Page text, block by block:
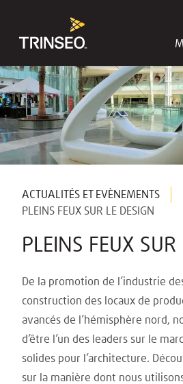
ACTUALITÉS ET EVÈNEMENTS
PLEINS FEUX SUR LE DESIGN
PLEINS FEUX SUR
De la promotion de l’industrie
construction des locaux de
avancés de l’hémisphère nord,
d’être l’un des leaders sur le
solides pour l’architecture.
sur la manière dont nous